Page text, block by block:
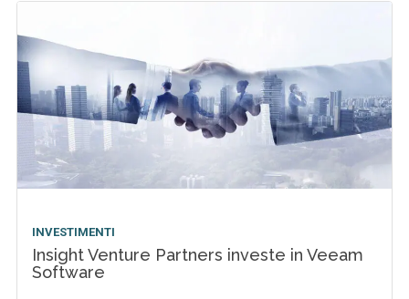
INVESTIMENTI
Insight Venture Partners investe in Veeam
Software